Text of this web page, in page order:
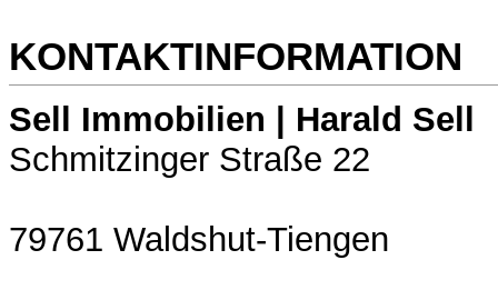
KONTAKTINFORMATION
Sell Immobilien | Harald Sell
Schmitzinger Straße 22
79761 Waldshut-Tiengen